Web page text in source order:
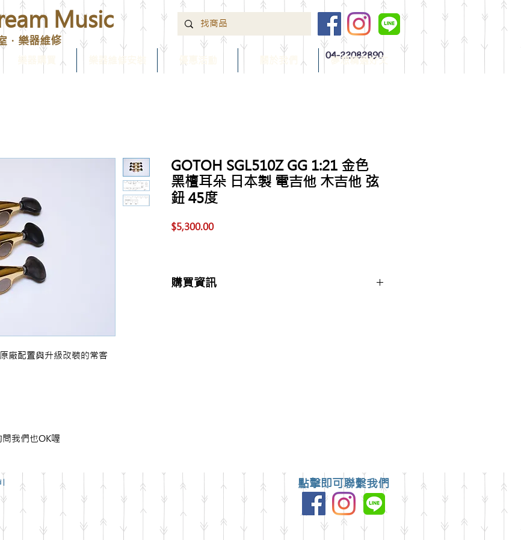
Music
．樂器維修
04-22082890
樂器購買 樂器維修安裝 關於我們 夢想精選好文
廠配置與升級改裝的常客
我們也OK喔
GOTOH SGL510Z GG 1:21 金色
黑檀耳朵 日本製 電吉他 木吉他 弦
鈕 45度
$5,300.00價
購買資訊
點擊即可聯繫我們